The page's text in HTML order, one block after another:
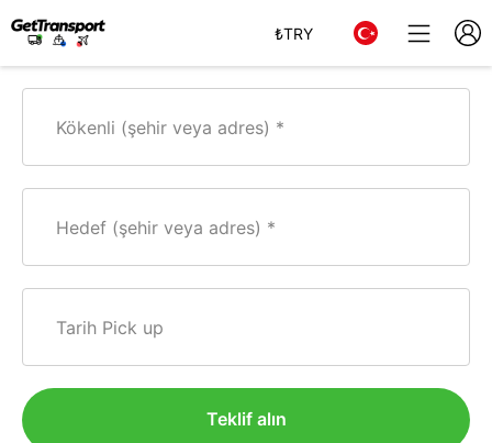
₺TRY
Kökenli (şehir veya adres)
Hedef (şehir veya adres)
Tarih Pick up
Teklif alın